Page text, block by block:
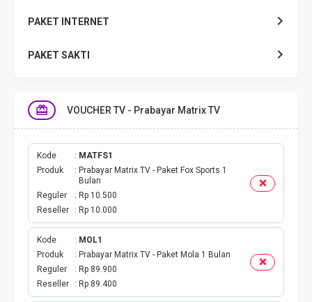
PAKET INTERNET
PAKET SAKTI
EMONEY
PAKET SAKTI ALL OPT
TELEPON & SMS
PAKET SMS
AKTIVASI PAKET
VOUCHER DATA
VOUCHER TV - Prabayar Matrix TV
Kode
MATFS1
Produk
Prabayar Matrix TV - Paket Fox Sports 1
Bulan
Reguler
Rp 10.500
Reseller
Rp 10.000
Kode
MOL1
Produk
Prabayar Matrix TV - Paket Mola 1 Bulan
Reguler
Rp 89.900
Reseller
Rp 89.400